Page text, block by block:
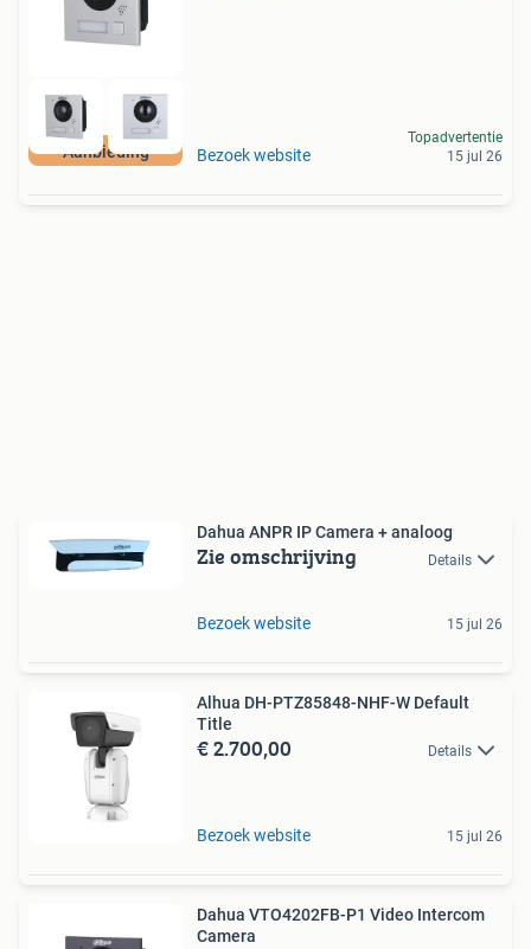
Aanbieding Bezoek website
Topadvertentie
15 jul 26
Dahua ANPR IP Camera + analoog
Zie omschrijving Details
Bezoek website 15 jul 26
Alhua DH-PTZ85848-NHF-W Default
Title
€ 2.700,00 Details
Bezoek website 15 jul 26
Dahua VTO4202FB-P1 Video Intercom
Camera